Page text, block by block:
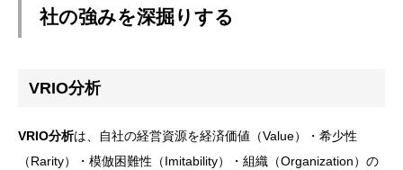
社の強みを深掘りする
VRIO分析
VRIO分析は、自社の経営資源を経済価値（Value）・希少性
（Rarity）・模倣困難性（Imitability）・組織（Organization）の